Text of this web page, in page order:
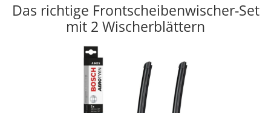
Das richtige Frontscheibenwischer-Set
mit 2 Wischerblättern